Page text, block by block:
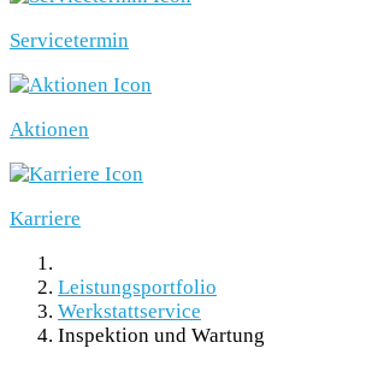
Servicetermin
Aktionen
Karriere
Leistungsportfolio
Werkstattservice
Inspektion und Wartung